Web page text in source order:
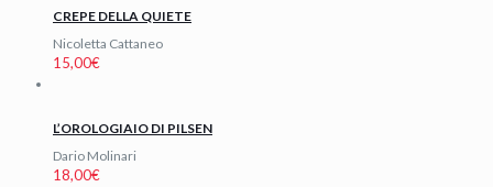
CREPE DELLA QUIETE
Nicoletta Cattaneo
15,00€
L’OROLOGIAIO DI PILSEN
Dario Molinari
18,00€